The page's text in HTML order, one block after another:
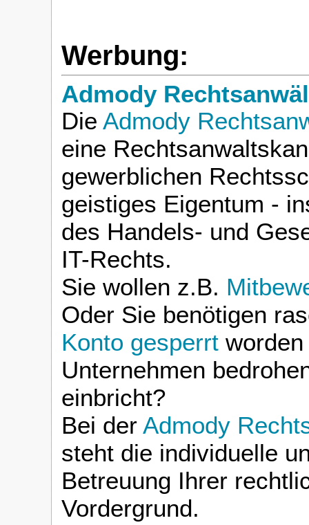
Werbung:
Admody
Die Admody
eine
gewerblichen
geistiges Eigentum -
des Handels- und
IT-Rechts.
Sie wollen z.B.
Oder Sie benötigen
Konto gesperrt
Unternehmen
einbricht?
Bei der Admody
steht die individuelle
Betreuung Ihrer
Vordergrund.